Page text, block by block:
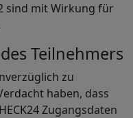
sind mit Wirkung für
Teilnehmers
zu
haben, dass
Zugangsdaten